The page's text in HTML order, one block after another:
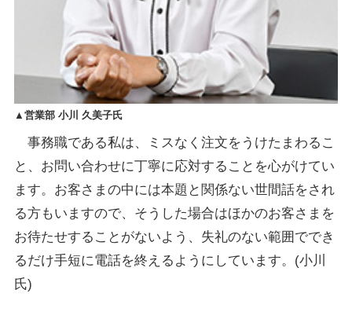
▲営業部 小川 久美子氏
事務職である私は、ミスなく注文をうけたまわるこ
と、お問い合わせに丁寧に応対することを心がけてい
ます。お客さまの中には本題と関係ない世間話をされ
る方もいますので、そうした場合はほかのお客さまを
お待たせすることがないよう、失礼のない範囲ででき
るだけ手短に電話を終えるようにしています。(小川
氏)